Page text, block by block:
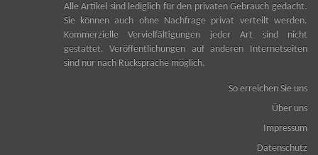
Alle Artikel sind lediglich für den privaten Gebrauch gedacht.
Sie können auch ohne Nachfrage privat verteilt werden.
Kommerzielle Vervielfältigungen jeder Art sind nicht
gestattet. Veröffentlichungen auf anderen Internetseiten
sind nur nach Rücksprache möglich.
So erreichen Sie uns
Über uns
Impressum
Datenschutz